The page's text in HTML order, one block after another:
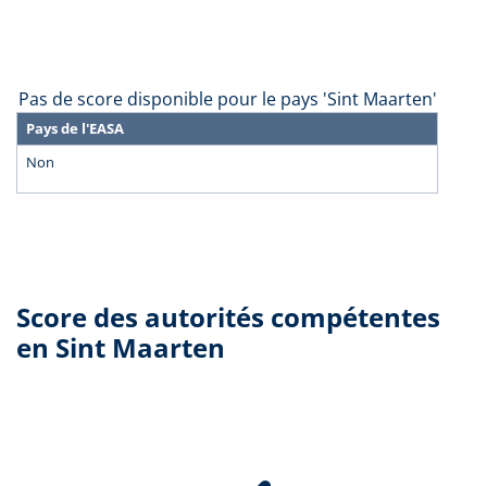
Pas de score disponible pour le pays 'Sint Maarten'
Pays de l'EASA
Non
Score des autorités compétentes
en Sint Maarten